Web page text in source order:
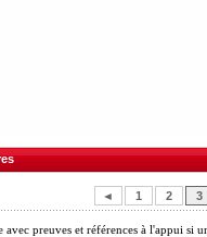
◄ 1 2 3
preuves et références à l'appui si